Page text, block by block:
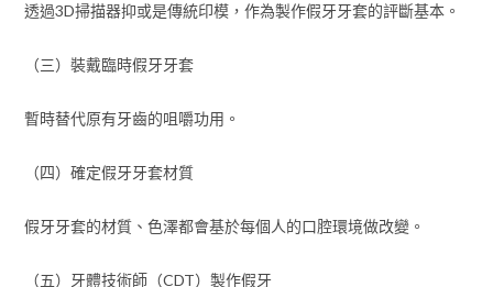
透過3D掃描器抑或是傳統印模，作為製作假牙牙套的評斷基本。
（三）裝戴臨時假牙牙套
暫時替代原有牙齒的咀嚼功用。
（四）確定假牙牙套材質
假牙牙套的材質、色澤都會基於每個人的口腔環境做改變。
（五）牙體技術師（CDT）製作假牙